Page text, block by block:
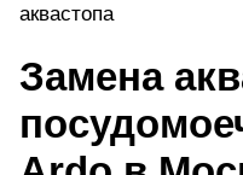
аквастопа
Замена